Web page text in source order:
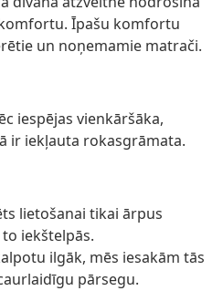
Īpašu komfortu
un noņemamie matrači.
iespējas vienkāršāka,
ir iekļauta rokasgrāmata.
lietošanai tikai ārpus
iekštelpās.
ilgāk, mēs iesakām tās
pārsegu.